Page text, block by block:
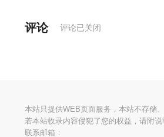
评论 评论已关闭
本站只提供WEB页面服务，本站不存储
若本站收录内容侵犯了您的权益，请附
联系邮箱：